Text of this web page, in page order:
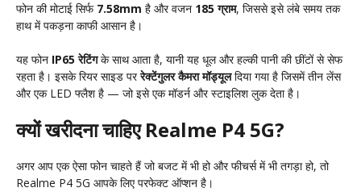
फोन की मोटाई सिर्फ 7.58mm है और वजन 185 ग्राम, जिससे इसे लंबे समय तक
हाथ में पकड़ना काफी आसान है।
यह फोन IP65 रेटिंगके साथ आता है, यानी यह धूल और हल्की पानी की छींटों से सेफ
रहता है। इसके रियर साइड पररेक्टेंगुलर कैमरा मॉड्यूलदिया गया है जिसमें तीन लेंस
और एक LED फ्लैश है — जो इसे एक मॉडर्न और स्टाइलिश लुक देता है।
क्यों खरीदना चाहिए Realme P4 5G?
अगर आप एक ऐसा फोन चाहते हैं जो बजट में भी हो और फीचर्स में भी तगड़ा हो, तो
Realme P4 5G आपके लिए परफेक्ट ऑप्शन है।